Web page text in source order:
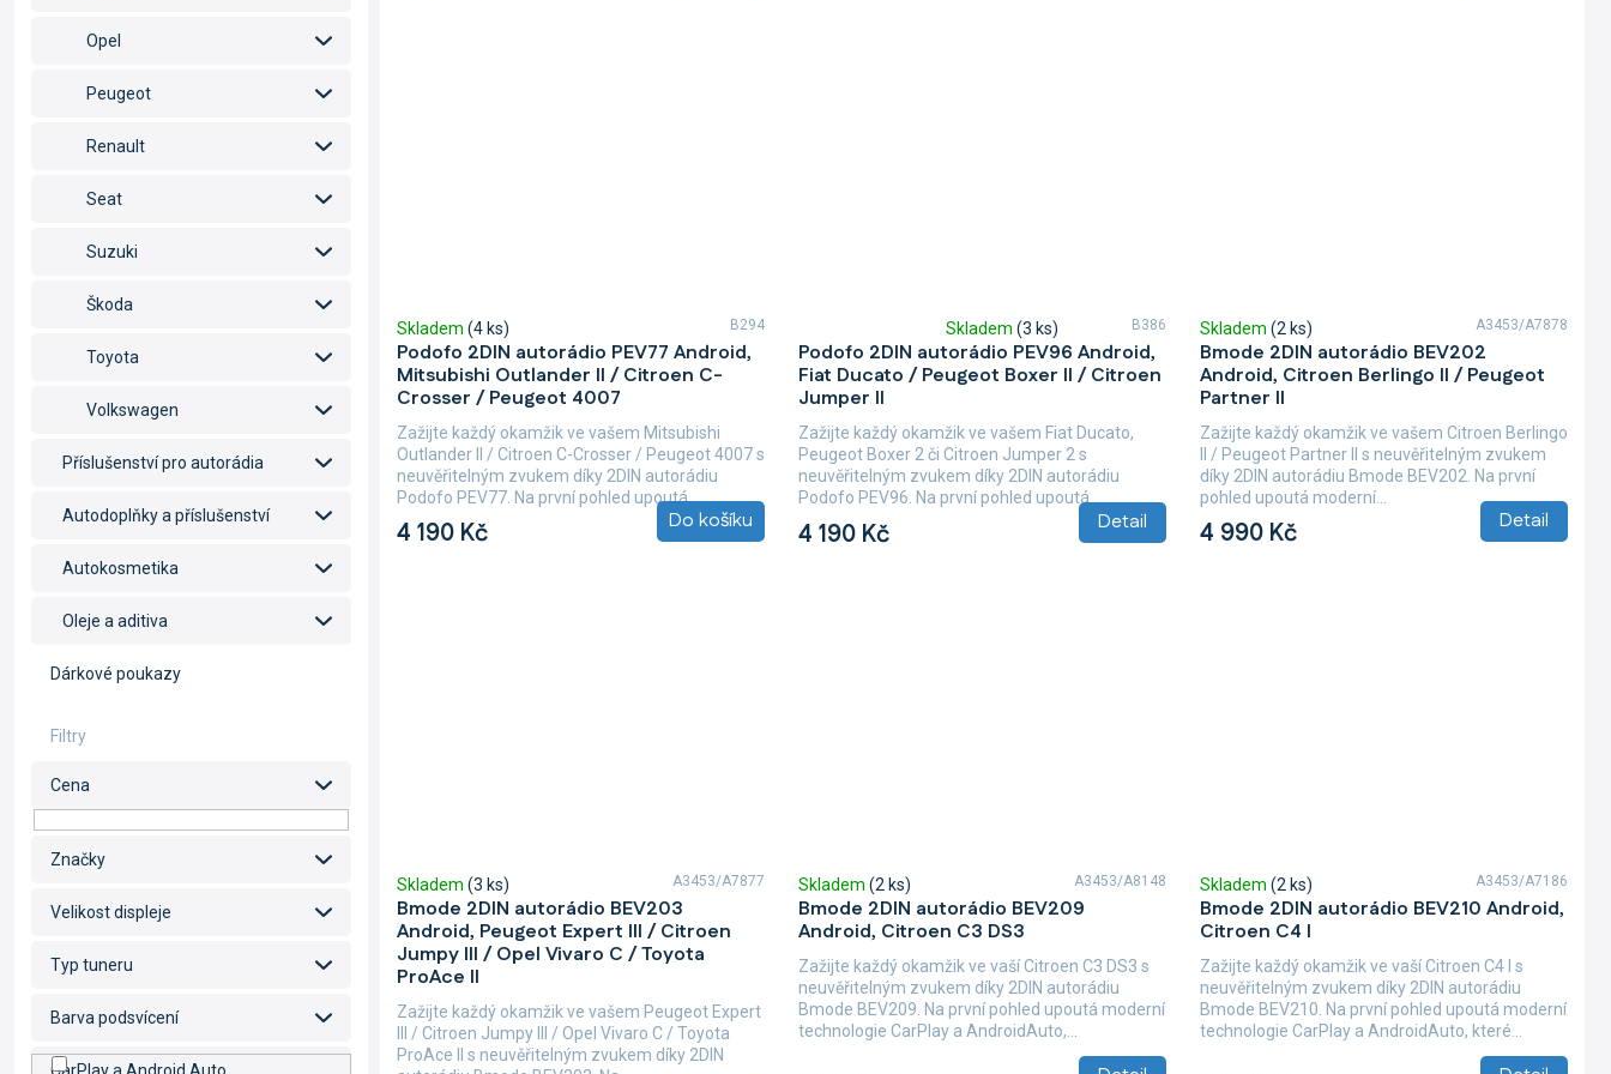
Opel
Peugeot
Renault
Seat
Suzuki
Škoda
Toyota
Volkswagen
Příslušenství pro autorádia
Autodoplňky a příslušenství
Autokosmetika
Oleje a aditiva
Dárkové poukazy
Cena
Značky
Velikost displeje
Typ tuneru
Barva podsvícení
CarPlay a Android Auto
Podofo 2DIN autorádio PEV77 Android,
Mitsubishi Outlander II / Citroen C-
Crosser / Peugeot 4007
Skladem (4 ks)
4 190 Kč Do košíku
Zažijte každý okamžik ve vašem Mitsubishi
Outlander II / Citroen C-Crosser / Peugeot 4007 s
neuvěřitelným zvukem díky 2DIN autorádiu
Podofo PEV77. Na první pohled upoutá...
B294
Podofo 2DIN autorádio PEV96 Android,
Fiat Ducato / Peugeot Boxer II / Citroen
Jumper II
hodnocení
produktu
je
5,0
z
5
hvězdiček.
Skladem (3 ks)
4 190 Kč Detail
Zažijte každý okamžik ve vašem Fiat Ducato,
Peugeot Boxer 2 či Citroen Jumper 2 s
neuvěřitelným zvukem díky 2DIN autorádiu
Podofo PEV96. Na první pohled upoutá
B386
Bmode 2DIN autorádio BEV202
Android, Citroen Berlingo II / Peugeot
Partner II
Skladem (2 ks)
4 990 Kč Detail
Zažijte každý okamžik ve vašem Citroen Berlingo
II / Peugeot Partner II s neuvěřitelným zvukem
díky 2DIN autorádiu Bmode BEV202. Na první
pohled upoutá moderní...
A3453/A7878
Bmode 2DIN autorádio BEV203
Android, Peugeot Expert III / Citroen
Jumpy III / Opel Vivaro C / Toyota
ProAce II
Skladem (3 ks)
Zažijte každý okamžik ve vašem Peugeot Expert
III / Citroen Jumpy III / Opel Vivaro C / Toyota
ProAce II s neuvěřitelným zvukem díky 2DIN
A3453/A7877
Bmode 2DIN autorádio BEV209
Android, Citroen C3 DS3
Skladem (2 ks)
Zažijte každý okamžik ve vaší Citroen C3 DS3 s
neuvěřitelným zvukem díky 2DIN autorádiu
Bmode BEV209. Na první pohled upoutá moderní
technologie CarPlay a AndroidAuto,...
A3453/A8148
Bmode 2DIN autorádio BEV210 Android,
Citroen C4 I
Skladem (2 ks)
Zažijte každý okamžik ve vaší Citroen C4 I s
neuvěřitelným zvukem díky 2DIN autorádiu
Bmode BEV210. Na první pohled upoutá moderní
technologie CarPlay a AndroidAuto, které...
A3453/A7186